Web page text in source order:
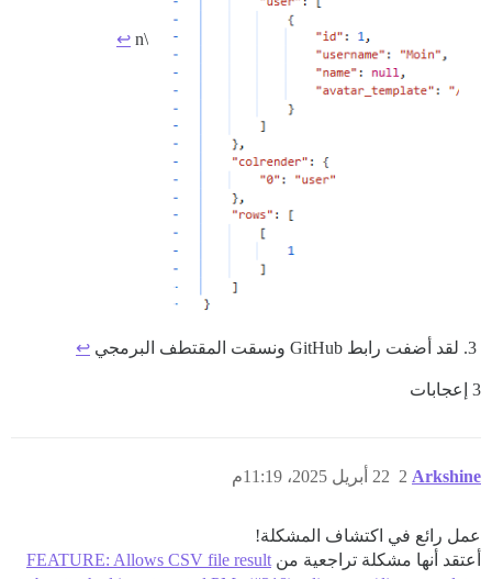
\n
↩︎
لقد أضفت رابط GitHub ونسقت المقتطف البرمجي ↩︎
3 إعجابات
Arkshine 22 أبريل 2025، 11:19م 2
عمل رائع في اكتشاف المشكلة!
أعتقد أنها مشكلة تراجعية من FEATURE: Allows CSV file result